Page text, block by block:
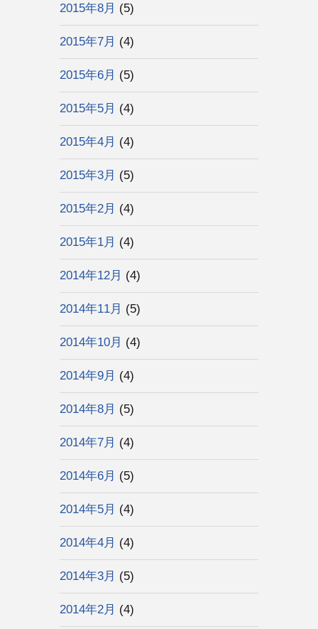
2015年8月 (5)
2015年7月 (4)
2015年6月 (5)
2015年5月 (4)
2015年4月 (4)
2015年3月 (5)
2015年2月 (4)
2015年1月 (4)
2014年12月 (4)
2014年11月 (5)
2014年10月 (4)
2014年9月 (4)
2014年8月 (5)
2014年7月 (4)
2014年6月 (5)
2014年5月 (4)
2014年4月 (4)
2014年3月 (5)
2014年2月 (4)